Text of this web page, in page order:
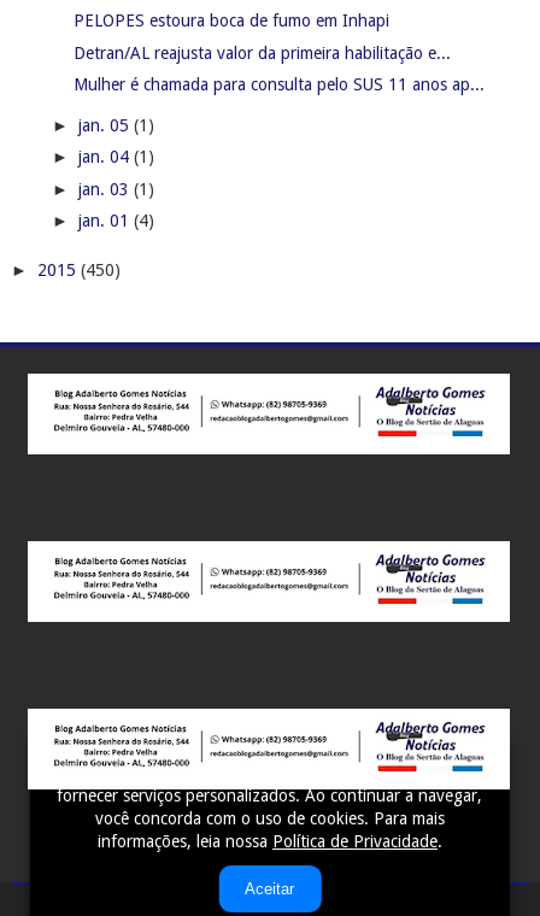
Este site utiliza cookies para melhorar sua experiência e
fornecer serviços personalizados. Ao continuar a navegar,
você concorda com o uso de cookies. Para mais
informações, leia nossa Política de Privacidade.
Aceitar
PELOPES estoura boca de fumo em Inhapi
Detran/AL reajusta valor da primeira habilitação e...
Mulher é chamada para consulta pelo SUS 11 anos ap...
► jan. 05 (1)
► jan. 04 (1)
► jan. 03 (1)
► jan. 01 (4)
► 2015 (450)